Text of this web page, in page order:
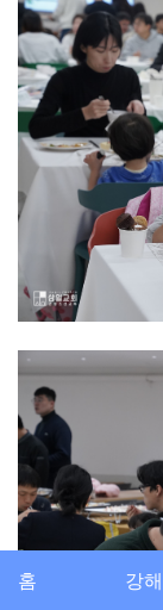
홈 강해